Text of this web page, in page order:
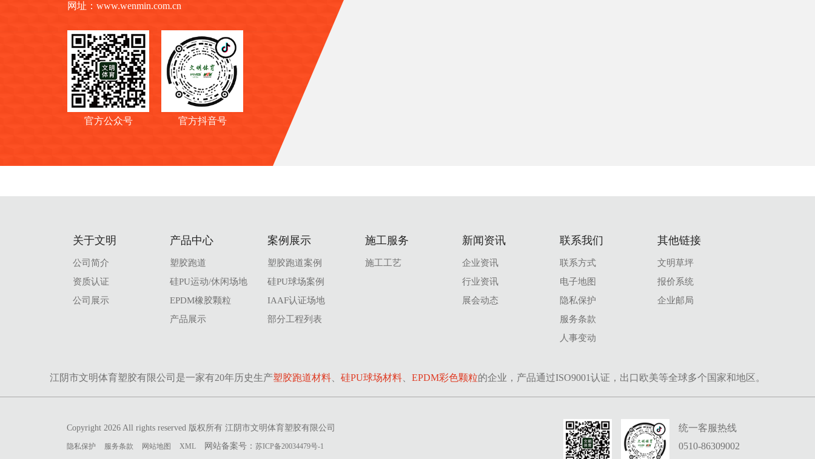
网址：www.wenmin.com.cn
官方公众号 官方抖音号
关于文明
公司简介
资质认证
公司展示
产品中心
塑胶跑道
硅PU运动/休闲场地
EPDM橡胶颗粒
产品展示
案例展示
塑胶跑道案例
硅PU球场案例
IAAF认证场地
部分工程列表
施工服务
施工工艺
新闻资讯
企业资讯
行业资讯
展会动态
联系我们
联系方式
电子地图
隐私保护
服务条款
人事变动
其他链接
文明草坪
报价系统
企业邮局
江阴市文明体育塑胶有限公司是一家有20年历史生产塑胶跑道材料 硅PU球场材料 EPDM彩色颗粒的企业，产品通过ISO9001认证，出口欧美等全球多个国家和地区。
Copyright 2026 All rights reserved 版权所有 江阴市文明体育塑胶有限公司
隐私保护 服务条款 网站地图 XML 网站备案号： 苏ICP备20034479号-1
统一客服热线
0510-86309002